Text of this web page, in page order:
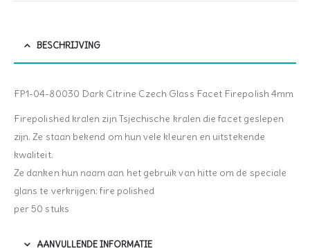
BESCHRIJVING
FP1-04-80030 Dark Citrine Czech Glass Facet Firepolish 4mm
Firepolished kralen zijn Tsjechische kralen die facet geslepen
zijn. Ze staan bekend om hun vele kleuren en uitstekende
kwaliteit.
Ze danken hun naam aan het gebruik van hitte om de speciale
glans te verkrijgen: fire polished
per 50 stuks
AANVULLENDE INFORMATIE